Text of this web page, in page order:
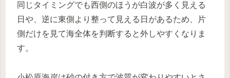
同じタイミングでも西側のほうが白波が多く見える
日や、逆に東側より整って見える日があるため、片
側だけを見て海全体を判断すると外しやすくなりま
す。